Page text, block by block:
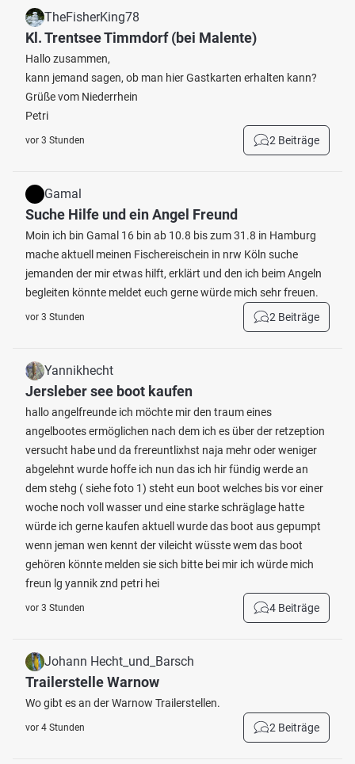
TheFisherKing78
Kl. Trentsee Timmdorf (bei Malente)
Hallo zusammen,
kann jemand sagen, ob man hier Gastkarten erhalten kann?
Grüße vom Niederrhein
Petri
vor 3 Stunden 2 Beiträge
Gamal
Suche Hilfe und ein Angel Freund
Moin ich bin Gamal 16 bin ab 10.8 bis zum 31.8 in Hamburg
mache aktuell meinen Fischereischein in nrw Köln suche
jemanden der mir etwas hilft, erklärt und den ich beim Angeln
begleiten könnte meldet euch gerne würde mich sehr freuen.
vor 3 Stunden 2 Beiträge
Yannikhecht
Jersleber see boot kaufen
hallo angelfreunde ich möchte mir den traum eines
angelbootes ermöglichen nach dem ich es über der retzeption
versucht habe und da frereuntlixhst naja mehr oder weniger
abgelehnt wurde hoffe ich nun das ich hir fündig werde an
dem stehg ( siehe foto 1) steht eun boot welches bis vor einer
woche noch voll wasser und eine starke schräglage hatte
würde ich gerne kaufen aktuell wurde das boot aus gepumpt
wenn jeman wen kennt der vileicht wüsste wem das boot
gehören könnte melden sie sich bitte bei mir ich würde mich
freun lg yannik znd petri hei
vor 3 Stunden 4 Beiträge
Johann Hecht_und_Barsch
Trailerstelle Warnow
Wo gibt es an der Warnow Trailerstellen.
vor 4 Stunden 2 Beiträge